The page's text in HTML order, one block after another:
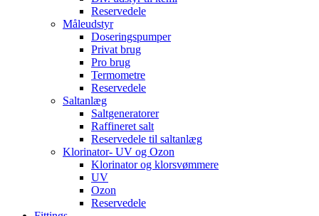
Reservedele
Måleudstyr
Doseringspumper
Privat brug
Pro brug
Termometre
Reservedele
Saltanlæg
Saltgeneratorer
Raffineret salt
Reservedele til saltanlæg
Klorinator- UV og Ozon
Klorinator og klorsvømmere
UV
Ozon
Reservedele